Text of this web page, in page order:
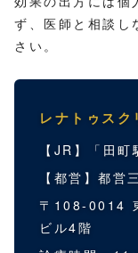
ず、医師と相談し
さい。
レナトゥス
【JR】「田
【都営】都営
〒108-0014
ビル4階